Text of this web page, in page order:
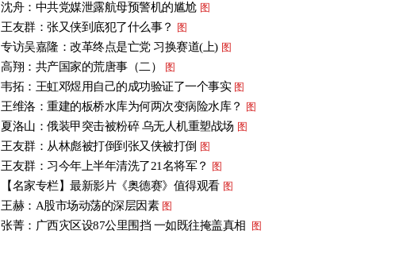
沈舟：中共党媒泄露航母预警机的尴尬 图
王友群：张又侠到底犯了什么事？ 图
专访吴嘉隆：改革终点是亡党 习换赛道(上) 图
高翔：共产国家的荒唐事（二） 图
韦拓：王虹邓煜用自己的成功验证了一个事实 图
王维洛：重建的板桥水库为何两次变病险水库？ 图
夏洛山：俄装甲突击被粉碎 乌无人机重塑战场 图
王友群：从林彪被打倒到张又侠被打倒 图
王友群：习今年上半年清洗了21名将军？ 图
【名家专栏】最新影片《奥德赛》值得观看 图
王赫：A股市场动荡的深层因素 图
张菁：广西灾区设87公里围挡 一如既往掩盖真相 图